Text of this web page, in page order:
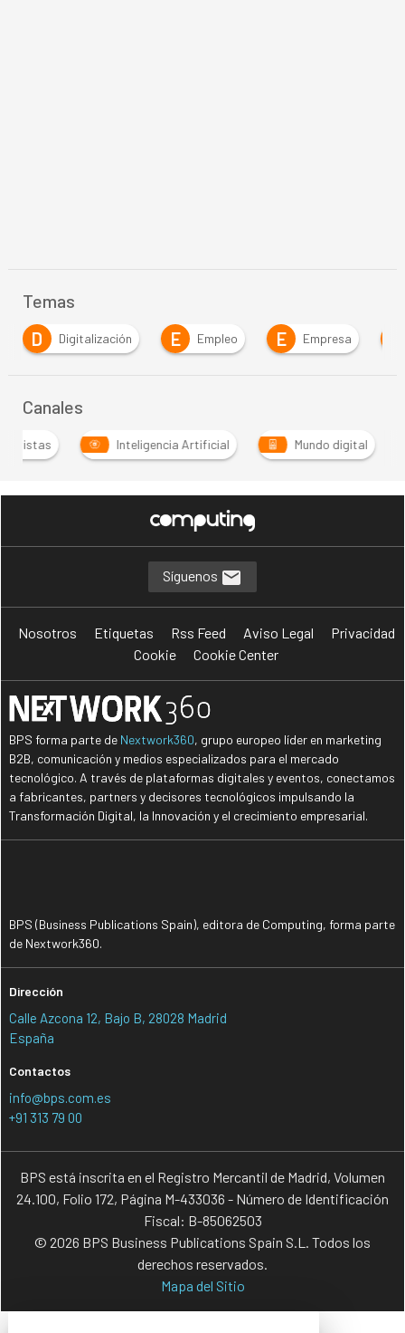
Temas
E
Empleo E Empresa Estrategia G
Canales
Inteligencia Artificial Mundo digital
Síguenos
Nosotros Etiquetas Rss Feed Aviso Legal
Privacidad
Cookie
Cookie Center
BPS forma parte de Nextwork360, grupo europeo líder en marketing
B2B, comunicación y medios especializados para el mercado
tecnológico. A través de plataformas digitales y eventos, conectamos
a fabricantes, partners y decisores tecnológicos impulsando la
Transformación Digital, la Innovación y el crecimiento empresarial.
BPS (Business Publications Spain), editora de Computing, forma parte
de Nextwork360.
Dirección
Calle Azcona 12, Bajo B, 28028 Madrid
España
Contactos
info@bps.com.es
+91 313 79 00
BPS está inscrita en el Registro Mercantil de Madrid, Volumen
24.100, Folio 172, Página M-433036 - Número de Identificación
Fiscal: B-85062503
© 2026 BPS Business Publications Spain S.L. Todos los
derechos reservados.
Mapa del Sitio